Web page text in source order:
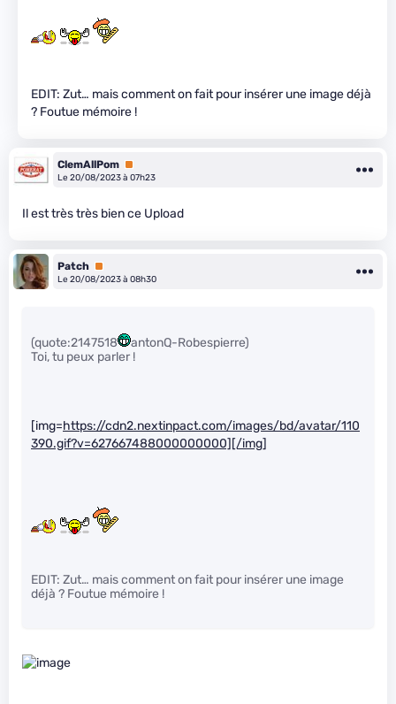
EDIT: Zut… mais comment on fait pour insérer une image déjà
? Foutue mémoire !
ClemAllPom Premium
Le 20/08/2023 à 07h23
Il est très très bien ce Upload
Patch Premium
Le 20/08/2023 à 08h30
(quote:2147518
antonQ-Robespierre)
Toi, tu peux parler !
[img=https://cdn2.nextinpact.com/images/bd/avatar/110
390.gif?v=627667488000000000][/img]
EDIT: Zut… mais comment on fait pour insérer une image
déjà ? Foutue mémoire !